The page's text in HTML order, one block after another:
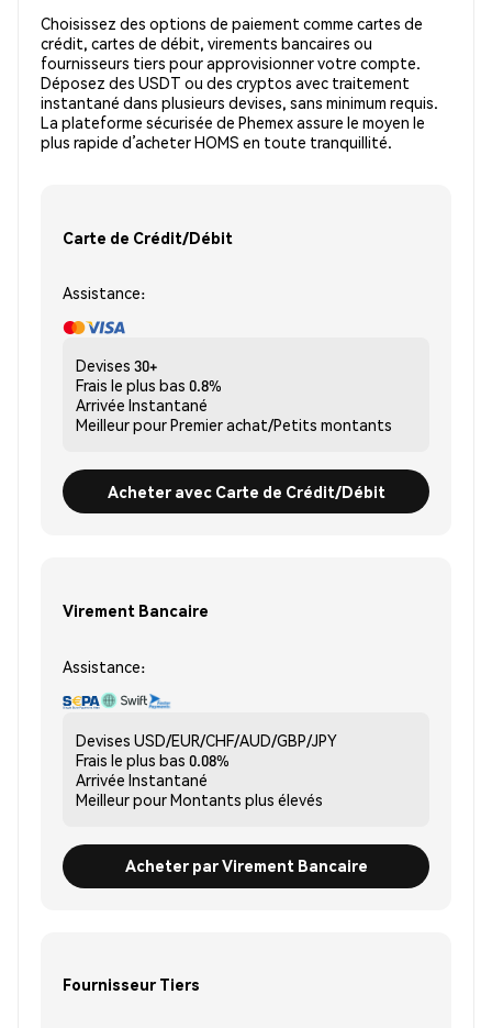
Choisissez des options de paiement comme cartes de
crédit, cartes de débit, virements bancaires ou
fournisseurs tiers pour approvisionner votre compte.
Déposez des USDT ou des cryptos avec traitement
instantané dans plusieurs devises, sans minimum requis.
La plateforme sécurisée de Phemex assure le moyen le
plus rapide d’acheter HOMS en toute tranquillité.
Carte de Crédit/Débit
Assistance:
Devises 30+
Frais le plus bas 0.8%
Arrivée Instantané
Meilleur pourPremier achat/Petits montants
Acheter avec Carte de Crédit/Débit
Virement Bancaire
Assistance:
Devises USD/EUR/CHF/AUD/GBP/JPY
Frais le plus bas 0.08%
Arrivée Instantané
Meilleur pourMontants plus élevés
Acheter par Virement Bancaire
Fournisseur Tiers